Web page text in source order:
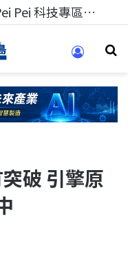
科技人的經驗傳承地！在 Pei Pei 科技專區，與學弟妹交流最硬核的技術
破 引擎原